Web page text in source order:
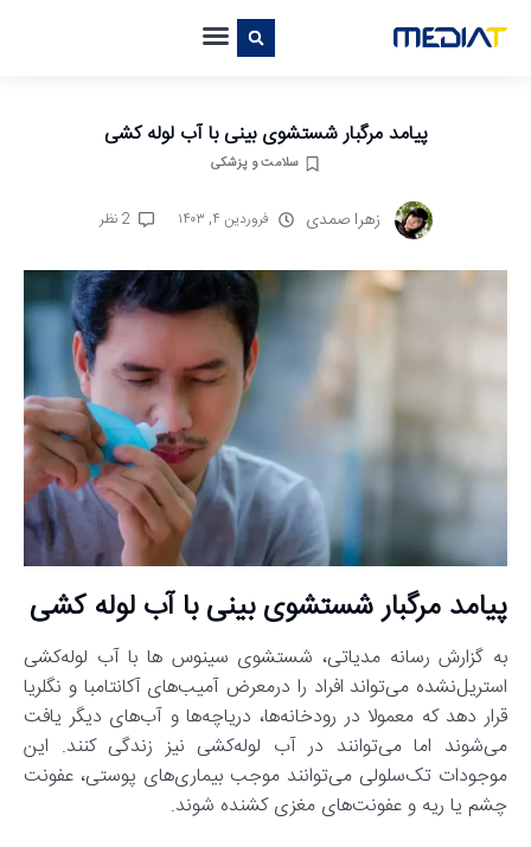
پیامد مرگبار شستشوی بینی با آب لوله کشی
سلامت و پزشکی
زهرا صمدی فروردین ۴, ۱۴۰۳ 2 نظر
پیامد مرگبار شستشوی بینی با آب لوله کشی
به گزارش رسانه مدیاتی، شستشوی سینوس ها با آب لوله‌کشی
استریل‌نشده می‌تواند افراد را درمعرض آمیب‌های آکانتامبا و نگلریا
قرار دهد که معمولا در رودخانه‌ها، دریاچه‌ها و آب‌های دیگر یافت
می‌شوند اما می‌توانند در آب لوله‌کشی نیز زندگی کنند. این
موجودات تک‌سلولی می‌توانند موجب بیماری‌های پوستی، عفونت
چشم یا ریه و عفونت‌های مغزی کشنده شوند.